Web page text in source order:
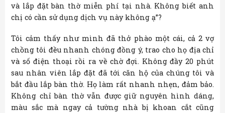
và lắp đặt bàn thờ miễn phí tại nhà. Không biết anh
chị có cần sử dụng dịch vụ này không ạ”?
Tôi cảm thấy như mình đã thở phào một cái, cả 2 vợ
chồng tôi đều nhanh chóng đồng ý, trao cho họ địa chỉ
và số điện thoại rồi ra về chờ đợi. Không đầy 20 phút
sau nhân viên lắp đặt đã tới căn hộ của chúng tôi và
bắt đầu lắp bàn thờ. Họ làm rất nhanh nhẹn, đảm bảo.
Không chỉ bàn thờ vẫn được giữ nguyên hình dáng,
màu sắc mà ngay cả tường nhà bị khoan cắt cũng